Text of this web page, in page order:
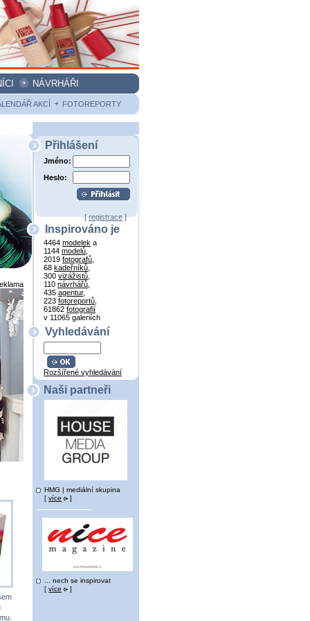
NÁVRHÁŘI
AKCÍ FOTOREPORTY
Přihlášení
Jméno:
Heslo:
[registrace]
Inspirováno je
4464 modelek a
1144 modelů
2019 fotografů
68 kadeřníků
300 vizážistů
110 návrhářů
435 agentur,
223 fotoreportů
61862 fotografií
v 11065 galeriích
Vyhledávání
Rozšířené vyhledávání
Naši partneři
HMG | mediální skupina
[ více ]
... nech se inspirovat
[ více ]